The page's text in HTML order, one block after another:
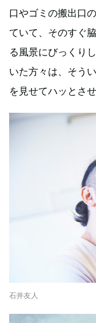
口やゴミの搬出口
ていて、そのすぐ
る風景にびっくり
いた方々は、そう
を見せてハッとさ
石井友人